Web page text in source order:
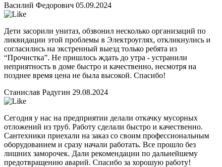
Василий Федорович 05.09.2024
Дети засорили унитаз, обзвонил несколько организаций по
ликвидации этой проблемы в Электроуглях, откликнулись и
согласились на экстренный выезд только ребята из
“Прочистка”. Не пришлось ждать до утра - устранили
неприятность в доме быстро и качественно, несмотря на
позднее время цена не была высокой. Спасибо!
Станислав Радугин 29.08.2024
Сегодня у нас на предприятии делали откачку мусорных
отложений из труб. Работу сделали быстро и качественно.
Сантехники приехали на заказ со своим профессиональным
оборудованием и сразу начали работать. Все прошло без
лишних заморочек. Дали рекомендации по дальнейшему
предотвращению аварий. Спасибо за хорошую работу!